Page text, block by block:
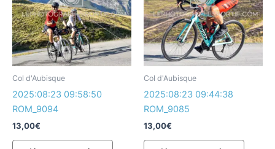
Col d'Aubisque
2025:08:23 09:58:50
ROM_9094
13,00€
Col d'Aubisque
2025:08:23 09:44:38
ROM_9085
13,00€